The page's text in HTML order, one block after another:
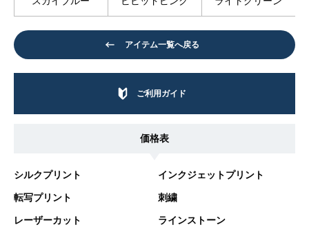
ご利用ガイド
価格表
シルクプリント インクジェットプリント
転写プリント 刺繍
レーザーカット ラインストーン
アイテム一覧へ戻る